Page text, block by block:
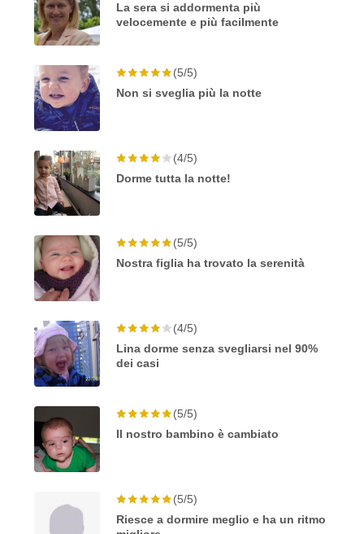
La sera si addormenta più
velocemente e più facilmente
(5/5)
Non si sveglia più la notte
(4/5)
Dorme tutta la notte!
(5/5)
Nostra figlia ha trovato la serenità
(4/5)
Lina dorme senza svegliarsi nel 90%
dei casi
(5/5)
Il nostro bambino è cambiato
(5/5)
Riesce a dormire meglio e ha un ritmo